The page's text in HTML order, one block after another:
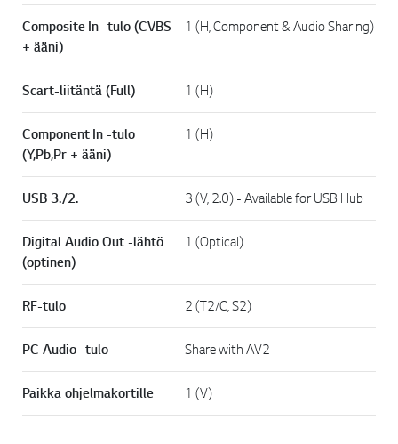
Composite In -tulo (CVBS
+ ääni)
1 (H, Component & Audio Sharing)
Scart-liitäntä (Full) 1 (H)
Component In -tulo
(Y,Pb,Pr + ääni)
1 (H)
USB 3./2. 3 (V, 2.0) - Available for USB Hub
Digital Audio Out -lähtö
(optinen)
1 (Optical)
RF-tulo 2 (T2/C, S2)
PC Audio -tulo Share with AV2
Paikka ohjelmakortille 1 (V)